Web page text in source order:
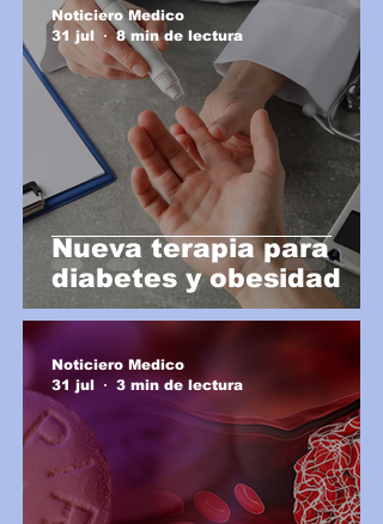
Nueva terapia para
diabetes y obesidad
Noticiero Medico
31 jul
8 min de lectura
Noticiero Medico
31 jul
3 min de lectura